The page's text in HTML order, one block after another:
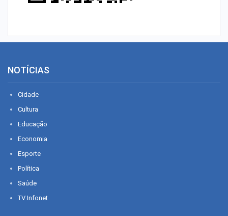
NOTÍCIAS
Cidade
Cultura
Educação
Economia
Esporte
Política
Saúde
TV Infonet